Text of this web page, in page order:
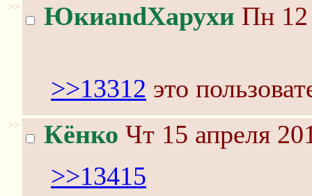
>> ЮкиandХарухи Пн 12
>>13312 это
>> Кёнко Чт 15 апреля
>>13415